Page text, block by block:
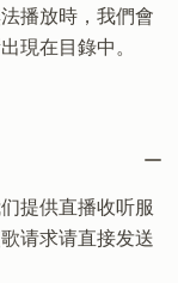
播放時，我們會
現在目錄中。
提供直播收听服
请求请直接发送